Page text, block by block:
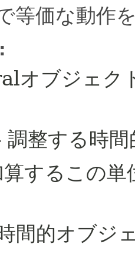
等価な動作
オブジェク
調整する時
するこの単
間的オブジ